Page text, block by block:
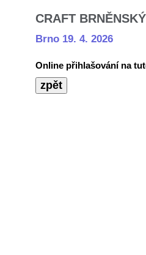
CRAFT
Brno 19. 4. 2026
Online přihlašování na
zpět